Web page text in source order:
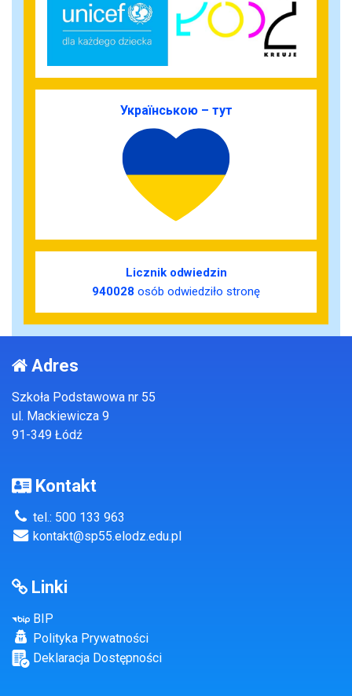
Українською – тут
Licznik odwiedzin
940028 osób odwiedziło stronę
Adres
Szkoła Podstawowa nr 55
ul. Mackiewicza 9
91-349 Łódź
Kontakt
tel.: 500 133 963
kontakt@sp55.elodz.edu.pl
Linki
BIP
Polityka Prywatności
Deklaracja Dostępności